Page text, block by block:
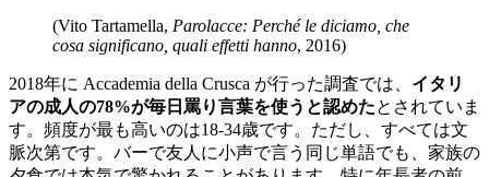
(Vito Tartamella, Parolacce: Perché le diciamo, che
cosa significano, quali effetti hanno, 2016)
2018年に Accademia della Crusca が行った調査では、 イタリ
アの成人の78%が毎日罵り言葉を使うと認めたとされていま
す。頻度が最も高いのは18-34歳です。ただし、すべては文
脈次第です。バーで友人に小声で言う同じ単語でも、家族の